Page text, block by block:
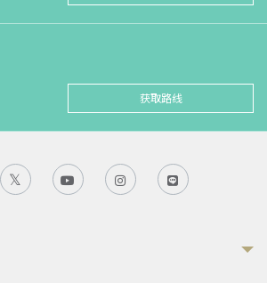
获取路线